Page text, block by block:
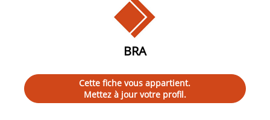
BRA
Cette fiche vous appartient.
Mettez à jour votre profil.